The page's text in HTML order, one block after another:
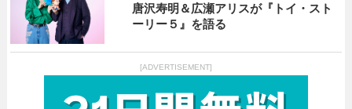
唐沢寿明＆広瀬アリスが『トイ・スト
ーリー５』を語る
[ADVERTISEMENT]